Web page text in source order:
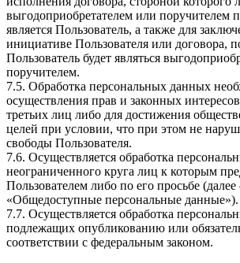
выгодоприобретателем или поручителем
является Пользователь, а также для
инициативе Пользователя или договора,
Пользователь будет являться
поручителем.
7.5. Обработка персональных данных
осуществления прав и законных
третьих лиц либо для достижения
целей при условии, что при этом не
свободы Пользователя.
7.6. Осуществляется обработка
неограниченного круга лиц к которым
Пользователем либо по его просьбе
«Общедоступные персональные данные»).
7.7. Осуществляется обработка
подлежащих опубликованию или
соответствии с федеральным законом.